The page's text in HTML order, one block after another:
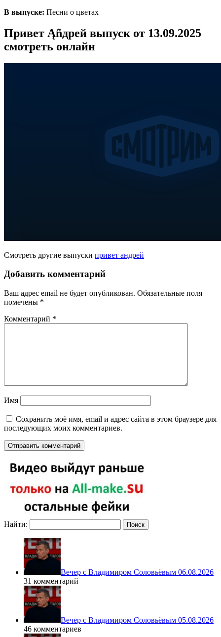
В выпуске: Песни о цветах
Привет Ąñдpей выпуск от 13.09.2025
смотреть онлайн
Смотреть другие выпуски привет андрей
Добавить комментарий
Ваш адрес email не будет опубликован. Обязательные поля
помечены *
Комментарий *
Имя
Сохранить моё имя, email и адрес сайта в этом браузере для
последующих моих комментариев.
Найти:
Вечер с Владимиром Соловьёвым 06.08.2026
31 комментарий
Вечер с Владимиром Соловьёвым 05.08.2026
46 комментариев